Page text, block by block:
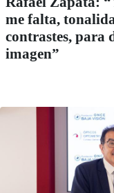
me falta,
contrastes, para
imagen”